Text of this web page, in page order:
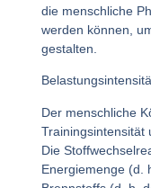
die menschliche
werden können,
gestalten.
Der menschliche
Trainingsintensität
Die
Energiemenge (d.